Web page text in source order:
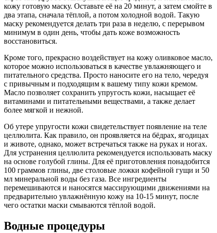
кожу готовую маску. Оставьте её на 20 минут, а затем смойте в
два этапа, сначала тёплой, а потом холодной водой. Такую
маску рекомендуется делать три раза в неделю, с перерывом
минимум в один день, чтобы дать коже возможность
восстановиться.
Кроме того, прекрасно воздействует на кожу оливковое масло,
которое можно использоваться в качестве увлажняющего и
питательного средства. Просто наносите его на тело, чередуя
с привычным и подходящим к вашему типу кожи кремом.
Масло позволяет сохранить упругость кожи, насыщает её
витаминами и питательными веществами, а также делает
более мягкой и нежной.
Об утере упругости кожи свидетельствует появление на теле
целлюлита. Как правило, он проявляется на бёдрах, ягодицах
и животе, однако, может встречаться также на руках и ногах.
Для устранения целлюлита рекомендуется использовать маску
на основе голубой глины. Для её приготовления понадобится
100 граммов глины, две столовые ложки кофейной гущи и 50
мл минеральной воды без газа. Все ингредиенты
перемешиваются и наносятся массирующими движениями на
предварительно увлажнённую кожу на 10-15 минут, после
чего остатки маски смываются тёплой водой.
Водные процедуры